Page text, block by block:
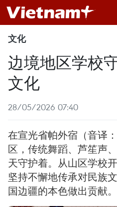
文化
边境地区学校
文化
28/05/2026 07:40
在宣光省帕外宿（音译
区，传统舞蹈、芦笙声
天守护着。从山区学校
坚持不懈地传承对民族
国边疆的本色做出贡献。